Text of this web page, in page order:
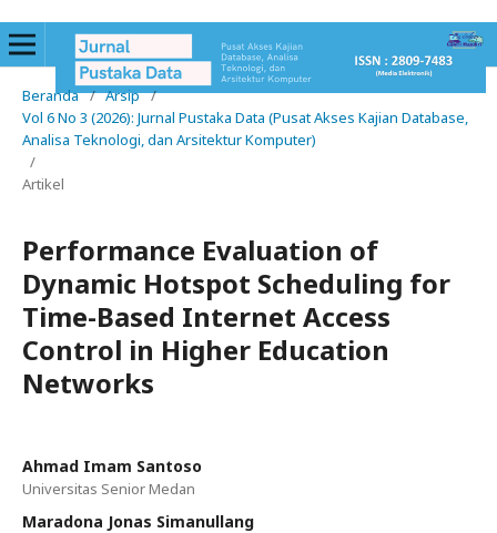
Beranda / Arsip /
Vol 6 No 3 (2026): Jurnal Pustaka Data (Pusat Akses Kajian Database,
Analisa Teknologi, dan Arsitektur Komputer)
/
Artikel
Performance Evaluation of
Dynamic Hotspot Scheduling for
Time-Based Internet Access
Control in Higher Education
Networks
Ahmad Imam Santoso
Universitas Senior Medan
Maradona Jonas Simanullang